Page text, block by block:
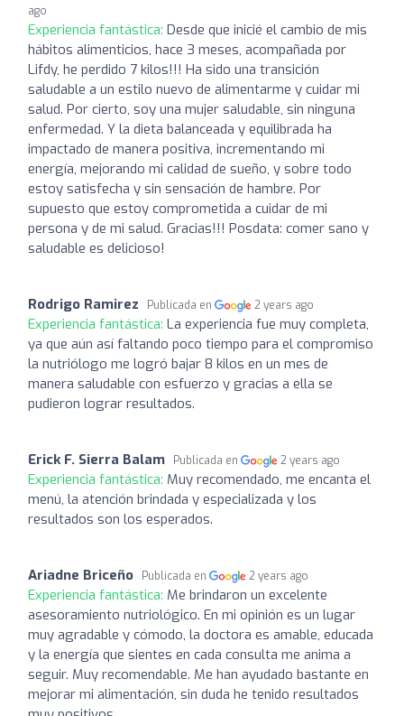
ago
Experiencia fantástica: Desde que inicié el cambio de mis
hábitos alimenticios, hace 3 meses, acompañada por
Lifdy, he perdido 7 kilos!!! Ha sido una transición
saludable a un estilo nuevo de alimentarme y cuidar mi
salud. Por cierto, soy una mujer saludable, sin ninguna
enfermedad. Y la dieta balanceada y equilibrada ha
impactado de manera positiva, incrementando mi
energía, mejorando mi calidad de sueño, y sobre todo
estoy satisfecha y sin sensación de hambre. Por
supuesto que estoy comprometida a cuidar de mi
persona y de mi salud. Gracias!!! Posdata: comer sano y
saludable es delicioso!
Rodrigo Ramirez Publicada en 2 years ago
Experiencia fantástica: La experiencia fue muy completa,
ya que aún así faltando poco tiempo para el compromiso
la nutriólogo me logró bajar 8 kilos en un mes de
manera saludable con esfuerzo y gracias a ella se
pudieron lograr resultados.
Erick F. Sierra Balam Publicada en 2 years ago
Experiencia fantástica: Muy recomendado, me encanta el
menú, la atención brindada y especializada y los
resultados son los esperados.
Ariadne Briceño Publicada en 2 years ago
Experiencia fantástica: Me brindaron un excelente
asesoramiento nutriológico. En mi opinión es un lugar
muy agradable y cómodo, la doctora es amable, educada
y la energía que sientes en cada consulta me anima a
seguir. Muy recomendable. Me han ayudado bastante en
mejorar mi alimentación, sin duda he tenido resultados